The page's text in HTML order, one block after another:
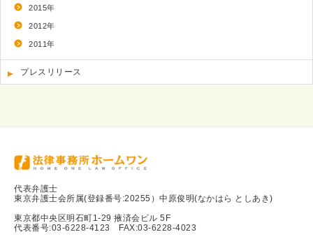
2015年
2012年
2011年
プレスリリース
代表弁護士
東京弁護士会所属(登録番号:20255）中原俊明(なかはら としあき)
東京都中央区明石町1-29 掖済会ビル 5F
代表番号:03-6228-4123 FAX:03-6228-4023